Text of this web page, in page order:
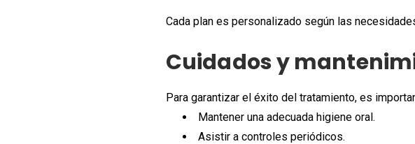
Cada plan es personalizado según las
Cuidados y
Para garantizar el éxito del tratamiento, es
Mantener una adecuada higiene oral.
Asistir a controles periódicos.